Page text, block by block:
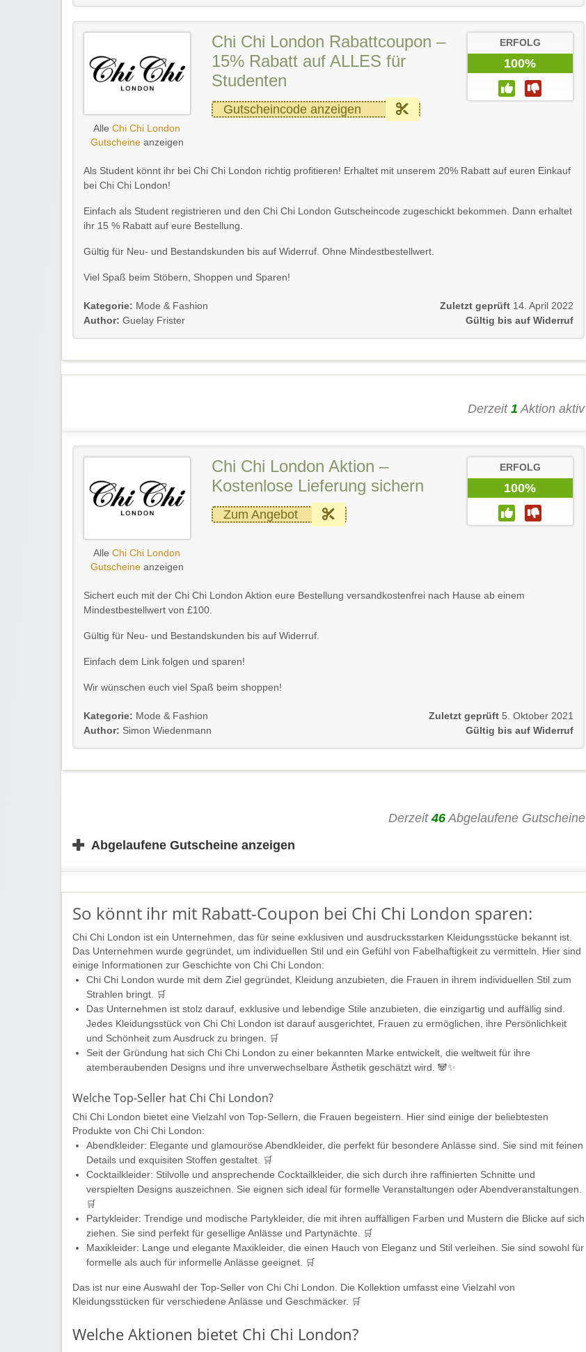
AlleChi Chi London
Gutscheineanzeigen
Chi Chi London Rabattcoupon –
15% Rabatt auf ALLES für
Studenten
Gutscheincode anzeigen
ERFOLG
100%
Als Student könnt ihr bei Chi Chi London richtig profitieren! Erhaltet mit unserem 20% Rabatt auf euren Einkauf
bei Chi Chi London!
Einfach als Student registrieren und den Chi Chi London Gutscheincode zugeschickt bekommen. Dann erhaltet
ihr 15 % Rabatt auf eure Bestellung.
Gültig für Neu- und Bestandskunden bis auf Widerruf. Ohne Mindestbestellwert.
Viel Spaß beim Stöbern, Shoppen und Sparen!
Kategorie: Mode & Fashion
Author: Guelay Frister
Zuletzt geprüft 14. April 2022
Gültig bis auf Widerruf
Derzeit 1 Aktion aktiv
AlleChi Chi London
Gutscheineanzeigen
Chi Chi London Aktion –
Kostenlose Lieferung sichern
Zum Angebot
ERFOLG
100%
Sichert euch mit der Chi Chi London Aktion eure Bestellung versandkostenfrei nach Hause ab einem
Mindestbestellwert von £100.
Gültig für Neu- und Bestandskunden bis auf Widerruf.
Einfach dem Link folgen und sparen!
Wir wünschen euch viel Spaß beim shoppen!
Kategorie: Mode & Fashion
Author: Simon Wiedenmann
Zuletzt geprüft 5. Oktober 2021
Gültig bis auf Widerruf
Derzeit46 Abgelaufene Gutscheine
✚ Abgelaufene Gutscheine anzeigen
So könnt ihr mit Rabatt-Coupon bei Chi Chi London sparen:
Chi Chi London ist ein Unternehmen, das für seine exklusiven und ausdrucksstarken Kleidungsstücke bekannt ist.
Das Unternehmen wurde gegründet, um individuellen Stil und ein Gefühl von Fabelhaftigkeit zu vermitteln. Hier sind
einige Informationen zur Geschichte von Chi Chi London:
Chi Chi London wurde mit dem Ziel gegründet, Kleidung anzubieten, die Frauen in ihrem individuellen Stil zum
Strahlen bringt. 🛒
Das Unternehmen ist stolz darauf, exklusive und lebendige Stile anzubieten, die einzigartig und auffällig sind.
Jedes Kleidungsstück von Chi Chi London ist darauf ausgerichtet, Frauen zu ermöglichen, ihre Persönlichkeit
und Schönheit zum Ausdruck zu bringen. 🛒
Seit der Gründung hat sich Chi Chi London zu einer bekannten Marke entwickelt, die weltweit für ihre
atemberaubenden Designs und ihre unverwechselbare Ästhetik geschätzt wird. 🐼✨
Welche Top-Seller hat Chi Chi London?
Chi Chi London bietet eine Vielzahl von Top-Sellern, die Frauen begeistern. Hier sind einige der beliebtesten
Produkte von Chi Chi London:
Abendkleider: Elegante und glamouröse Abendkleider, die perfekt für besondere Anlässe sind. Sie sind mit feinen
Details und exquisiten Stoffen gestaltet. 🛒
Cocktailkleider: Stilvolle und ansprechende Cocktailkleider, die sich durch ihre raffinierten Schnitte und
verspielten Designs auszeichnen. Sie eignen sich ideal für formelle Veranstaltungen oder Abendveranstaltungen.
🛒
Partykleider: Trendige und modische Partykleider, die mit ihren auffälligen Farben und Mustern die Blicke auf sich
ziehen. Sie sind perfekt für gesellige Anlässe und Partynächte. 🛒
Maxikleider: Lange und elegante Maxikleider, die einen Hauch von Eleganz und Stil verleihen. Sie sind sowohl für
formelle als auch für informelle Anlässe geeignet. 🛒
Das ist nur eine Auswahl der Top-Seller von Chi Chi London. Die Kollektion umfasst eine Vielzahl von
Kleidungsstücken für verschiedene Anlässe und Geschmäcker. 🛒️
Welche Aktionen bietet Chi Chi London?